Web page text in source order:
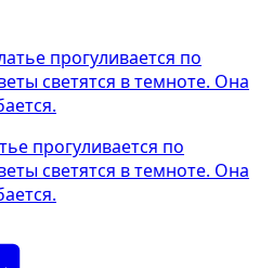
прогуливается по
светятся в темноте. Она